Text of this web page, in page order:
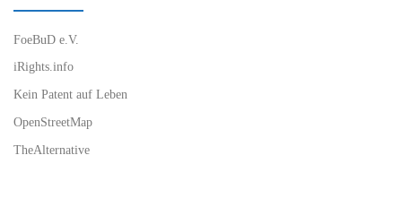
FoeBuD e.V.
iRights.info
Kein Patent auf Leben
OpenStreetMap
TheAlternative